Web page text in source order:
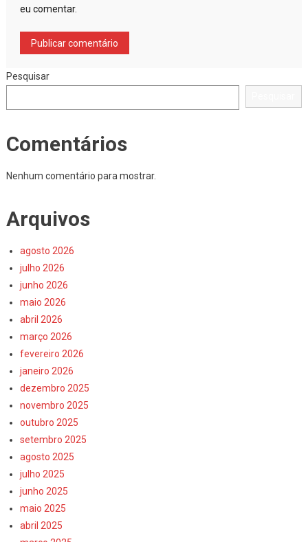
eu comentar.
Pesquisar
Comentários
Nenhum comentário para mostrar.
Arquivos
agosto 2026
julho 2026
junho 2026
maio 2026
abril 2026
março 2026
fevereiro 2026
janeiro 2026
dezembro 2025
novembro 2025
outubro 2025
setembro 2025
agosto 2025
julho 2025
junho 2025
maio 2025
abril 2025